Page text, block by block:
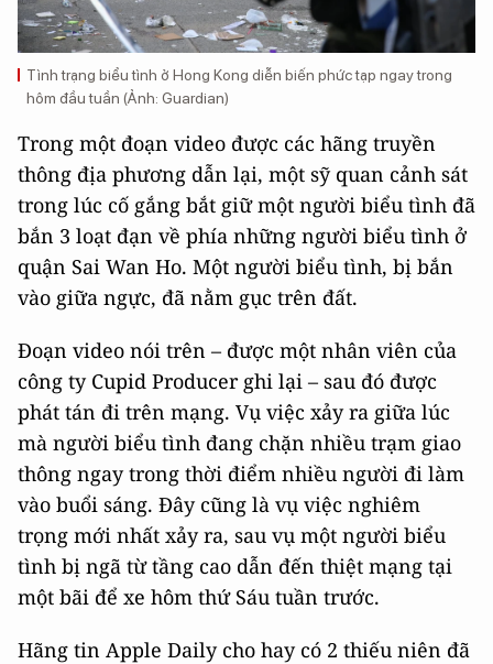
Tình trạng biểu tình ở Hong Kong diễn biến phức tạp ngay trong
hôm đầu tuần (Ảnh: Guardian)
Trong một đoạn video được các hãng truyền
thông địa phương dẫn lại, một sỹ quan cảnh sát
trong lúc cố gắng bắt giữ một người biểu tình đã
bắn 3 loạt đạn về phía những người biểu tình ở
quận Sai Wan Ho. Một người biểu tình, bị bắn
vào giữa ngực, đã nằm gục trên đất.
Đoạn video nói trên – được một nhân viên của
công ty Cupid Producer ghi lại – sau đó được
phát tán đi trên mạng. Vụ việc xảy ra giữa lúc
mà người biểu tình đang chặn nhiều trạm giao
thông ngay trong thời điểm nhiều người đi làm
vào buổi sáng. Đây cũng là vụ việc nghiêm
trọng mới nhất xảy ra, sau vụ một người biểu
tình bị ngã từ tầng cao dẫn đến thiệt mạng tại
một bãi để xe hôm thứ Sáu tuần trước.
Hãng tin Apple Daily cho hay có 2 thiếu niên đã